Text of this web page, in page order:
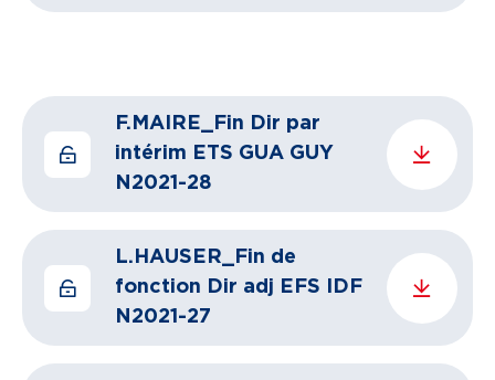
F.MAIRE_Fin Dir par
intérim ETS GUA GUY
N2021-28
L.HAUSER_Fin de
fonction Dir adj EFS IDF
N2021-27